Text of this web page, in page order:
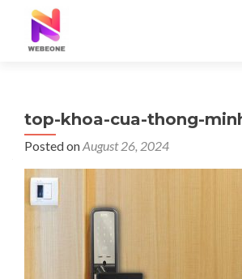
top-khoa-cua-thong-
Posted onAugust 26, 2024